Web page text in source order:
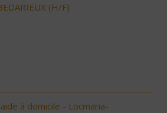
(H/F)
à domicile - Locmaria-